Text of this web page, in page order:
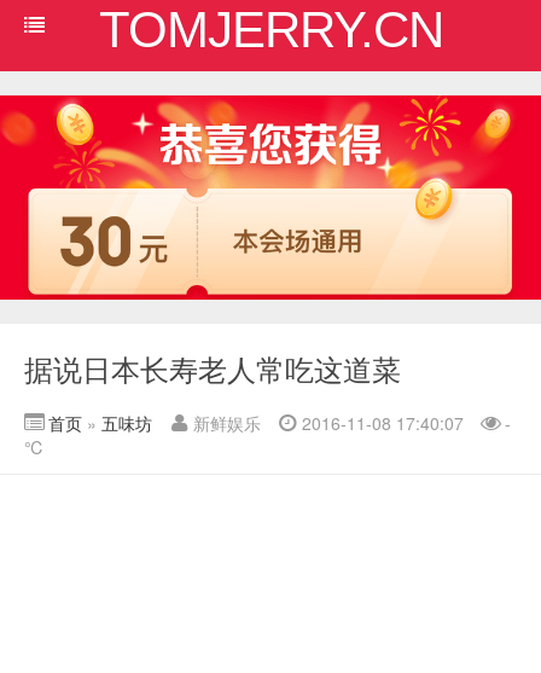
TOMJERRY.CN
据说日本长寿老人常吃这道菜
首页 » 五味坊 新鲜娱乐 2016-11-08 17:40:07
-
℃